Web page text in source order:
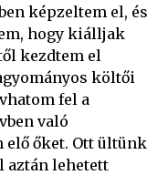
képzeltem el, és
hogy kiálljak
kezdtem el
költői
fel a
való
elő őket. Ott ültünk
aztán lehetett